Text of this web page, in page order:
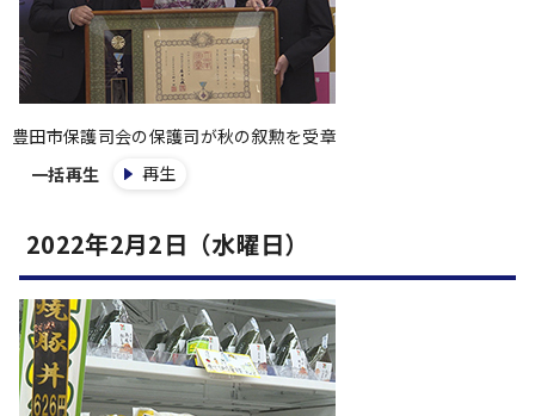
豊田市保護司会の保護司が秋の叙勲を受章
一括再生
再生
2022年2月2日（水曜日）